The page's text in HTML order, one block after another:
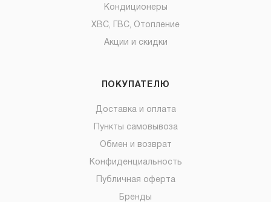
Кондиционеры
ХВС, ГВС, Отопление
Акции и скидки
ПОКУПАТЕЛЮ
Доставка и оплата
Пункты самовывоза
Обмен и возврат
Конфиденциальность
Публичная оферта
Бренды